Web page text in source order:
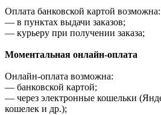
Оплата банковской картой возможна:
— в пунктах выдачи заказов;
— курьеру при получении заказа;
Моментальная онлайн-оплата
Онлайн-оплата возможна:
— банковской картой;
— через электронные кошельки
кошелек и др.);